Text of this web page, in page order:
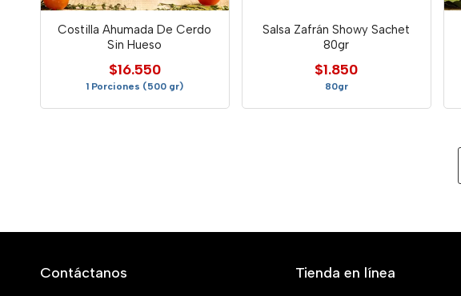
Costilla Ahumada De Cerdo
Sin Hueso
$16.550
1 Porciones (500 gr)
Salsa Zafrán Showy Sachet
80gr
$1.850
80gr
Contáctanos Tienda en línea